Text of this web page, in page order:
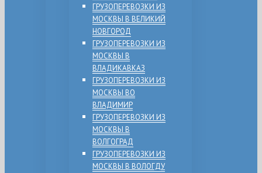
ГРУЗОПЕРЕВОЗКИ ИЗ
МОСКВЫ В ВЕЛИКИЙ
НОВГОРОД
ГРУЗОПЕРЕВОЗКИ ИЗ
МОСКВЫ В
ВЛАДИКАВКАЗ
ГРУЗОПЕРЕВОЗКИ ИЗ
МОСКВЫ ВО
ВЛАДИМИР
ГРУЗОПЕРЕВОЗКИ ИЗ
МОСКВЫ В
ВОЛГОГРАД
ГРУЗОПЕРЕВОЗКИ ИЗ
МОСКВЫ В ВОЛОГДУ